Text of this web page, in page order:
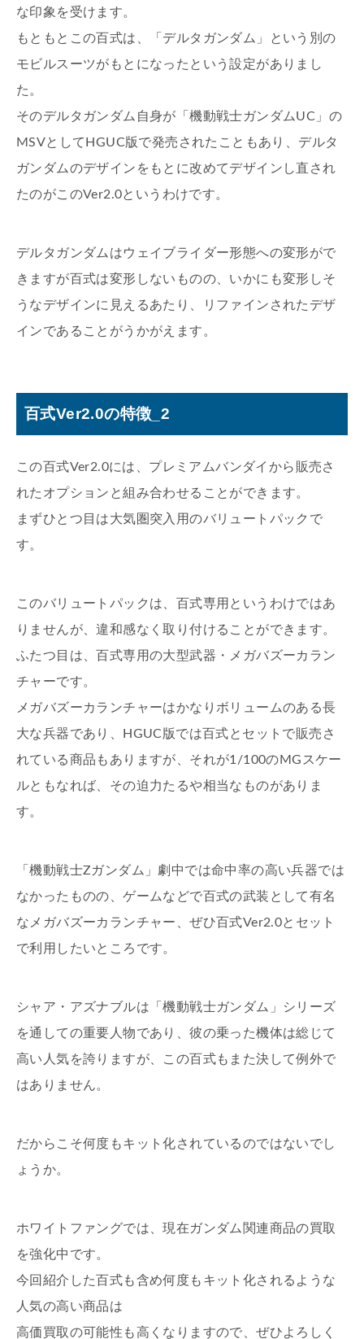
な印象を受けます。
もともとこの百式は、「デルタガンダム」という別の
モビルスーツがもとになったという設定がありまし
た。
そのデルタガンダム自身が「機動戦士ガンダムUC」の
MSVとしてHGUC版で発売されたこともあり、デルタ
ガンダムのデザインをもとに改めてデザインし直され
たのがこのVer2.0というわけです。
デルタガンダムはウェイブライダー形態への変形がで
きますが百式は変形しないものの、いかにも変形しそ
うなデザインに見えるあたり、リファインされたデザ
インであることがうかがえます。
百式Ver2.0の特徴_2
この百式Ver2.0には、プレミアムバンダイから販売さ
れたオプションと組み合わせることができます。
まずひとつ目は大気圏突入用のバリュートパックで
す。
このバリュートパックは、百式専用というわけではあ
りませんが、違和感なく取り付けることができます。
ふたつ目は、百式専用の大型武器・メガバズーカラン
チャーです。
メガバズーカランチャーはかなりボリュームのある長
大な兵器であり、HGUC版では百式とセットで販売さ
れている商品もありますが、それが1/100のMGスケー
ルともなれば、その迫力たるや相当なものがありま
す。
「機動戦士Ζガンダム」劇中では命中率の高い兵器では
なかったものの、ゲームなどで百式の武装として有名
なメガバズーカランチャー、ぜひ百式Ver2.0とセット
で利用したいところです。
シャア・アズナブルは「機動戦士ガンダム」シリーズ
を通しての重要人物であり、彼の乗った機体は総じて
高い人気を誇りますが、この百式もまた決して例外で
はありません。
だからこそ何度もキット化されているのではないでし
ょうか。
ホワイトファングでは、現在ガンダム関連商品の買取
を強化中です。
今回紹介した百式も含め何度もキット化されるような
人気の高い商品は
高価買取の可能性も高くなりますので、ぜひよろしく